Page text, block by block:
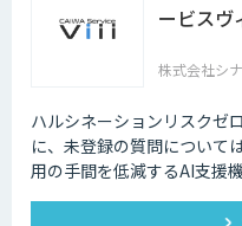
・5名様まで一律料金
で使い放題
スライドも自動作成
を最大化
ービスヴ
株式会社シ
ハルシネーションリスクゼ
に、未登録の質問について
⽤の⼿間を低減するAI⽀援